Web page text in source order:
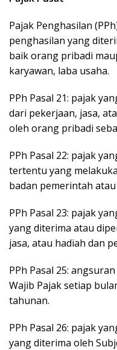
Pajak Penghasilan
penghasilan yang
baik orang pribadi
karyawan, laba usaha.
PPh Pasal 21: pajak
dari pekerjaan, jasa,
oleh orang pribadi
PPh Pasal 22: pajak
tertentu yang
badan pemerintah
PPh Pasal 23: pajak
yang diterima atau
jasa, atau hadiah dan
PPh Pasal 25:
Wajib Pajak setiap
tahunan.
PPh Pasal 26: pajak
yang diterima oleh